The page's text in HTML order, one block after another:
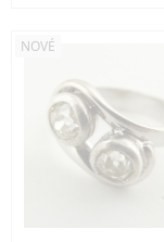
NOVÉ